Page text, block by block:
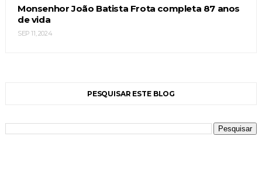
Monsenhor João Batista Frota completa 87 anos
de vida
SEP 11, 2024
PESQUISAR ESTE BLOG